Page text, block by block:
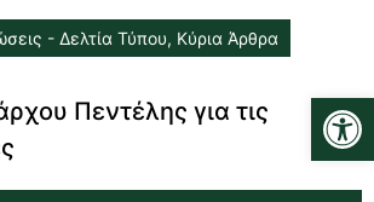
- Δελτία Τύπου, Κύρια Άρθρα
Πεντέλης για τις